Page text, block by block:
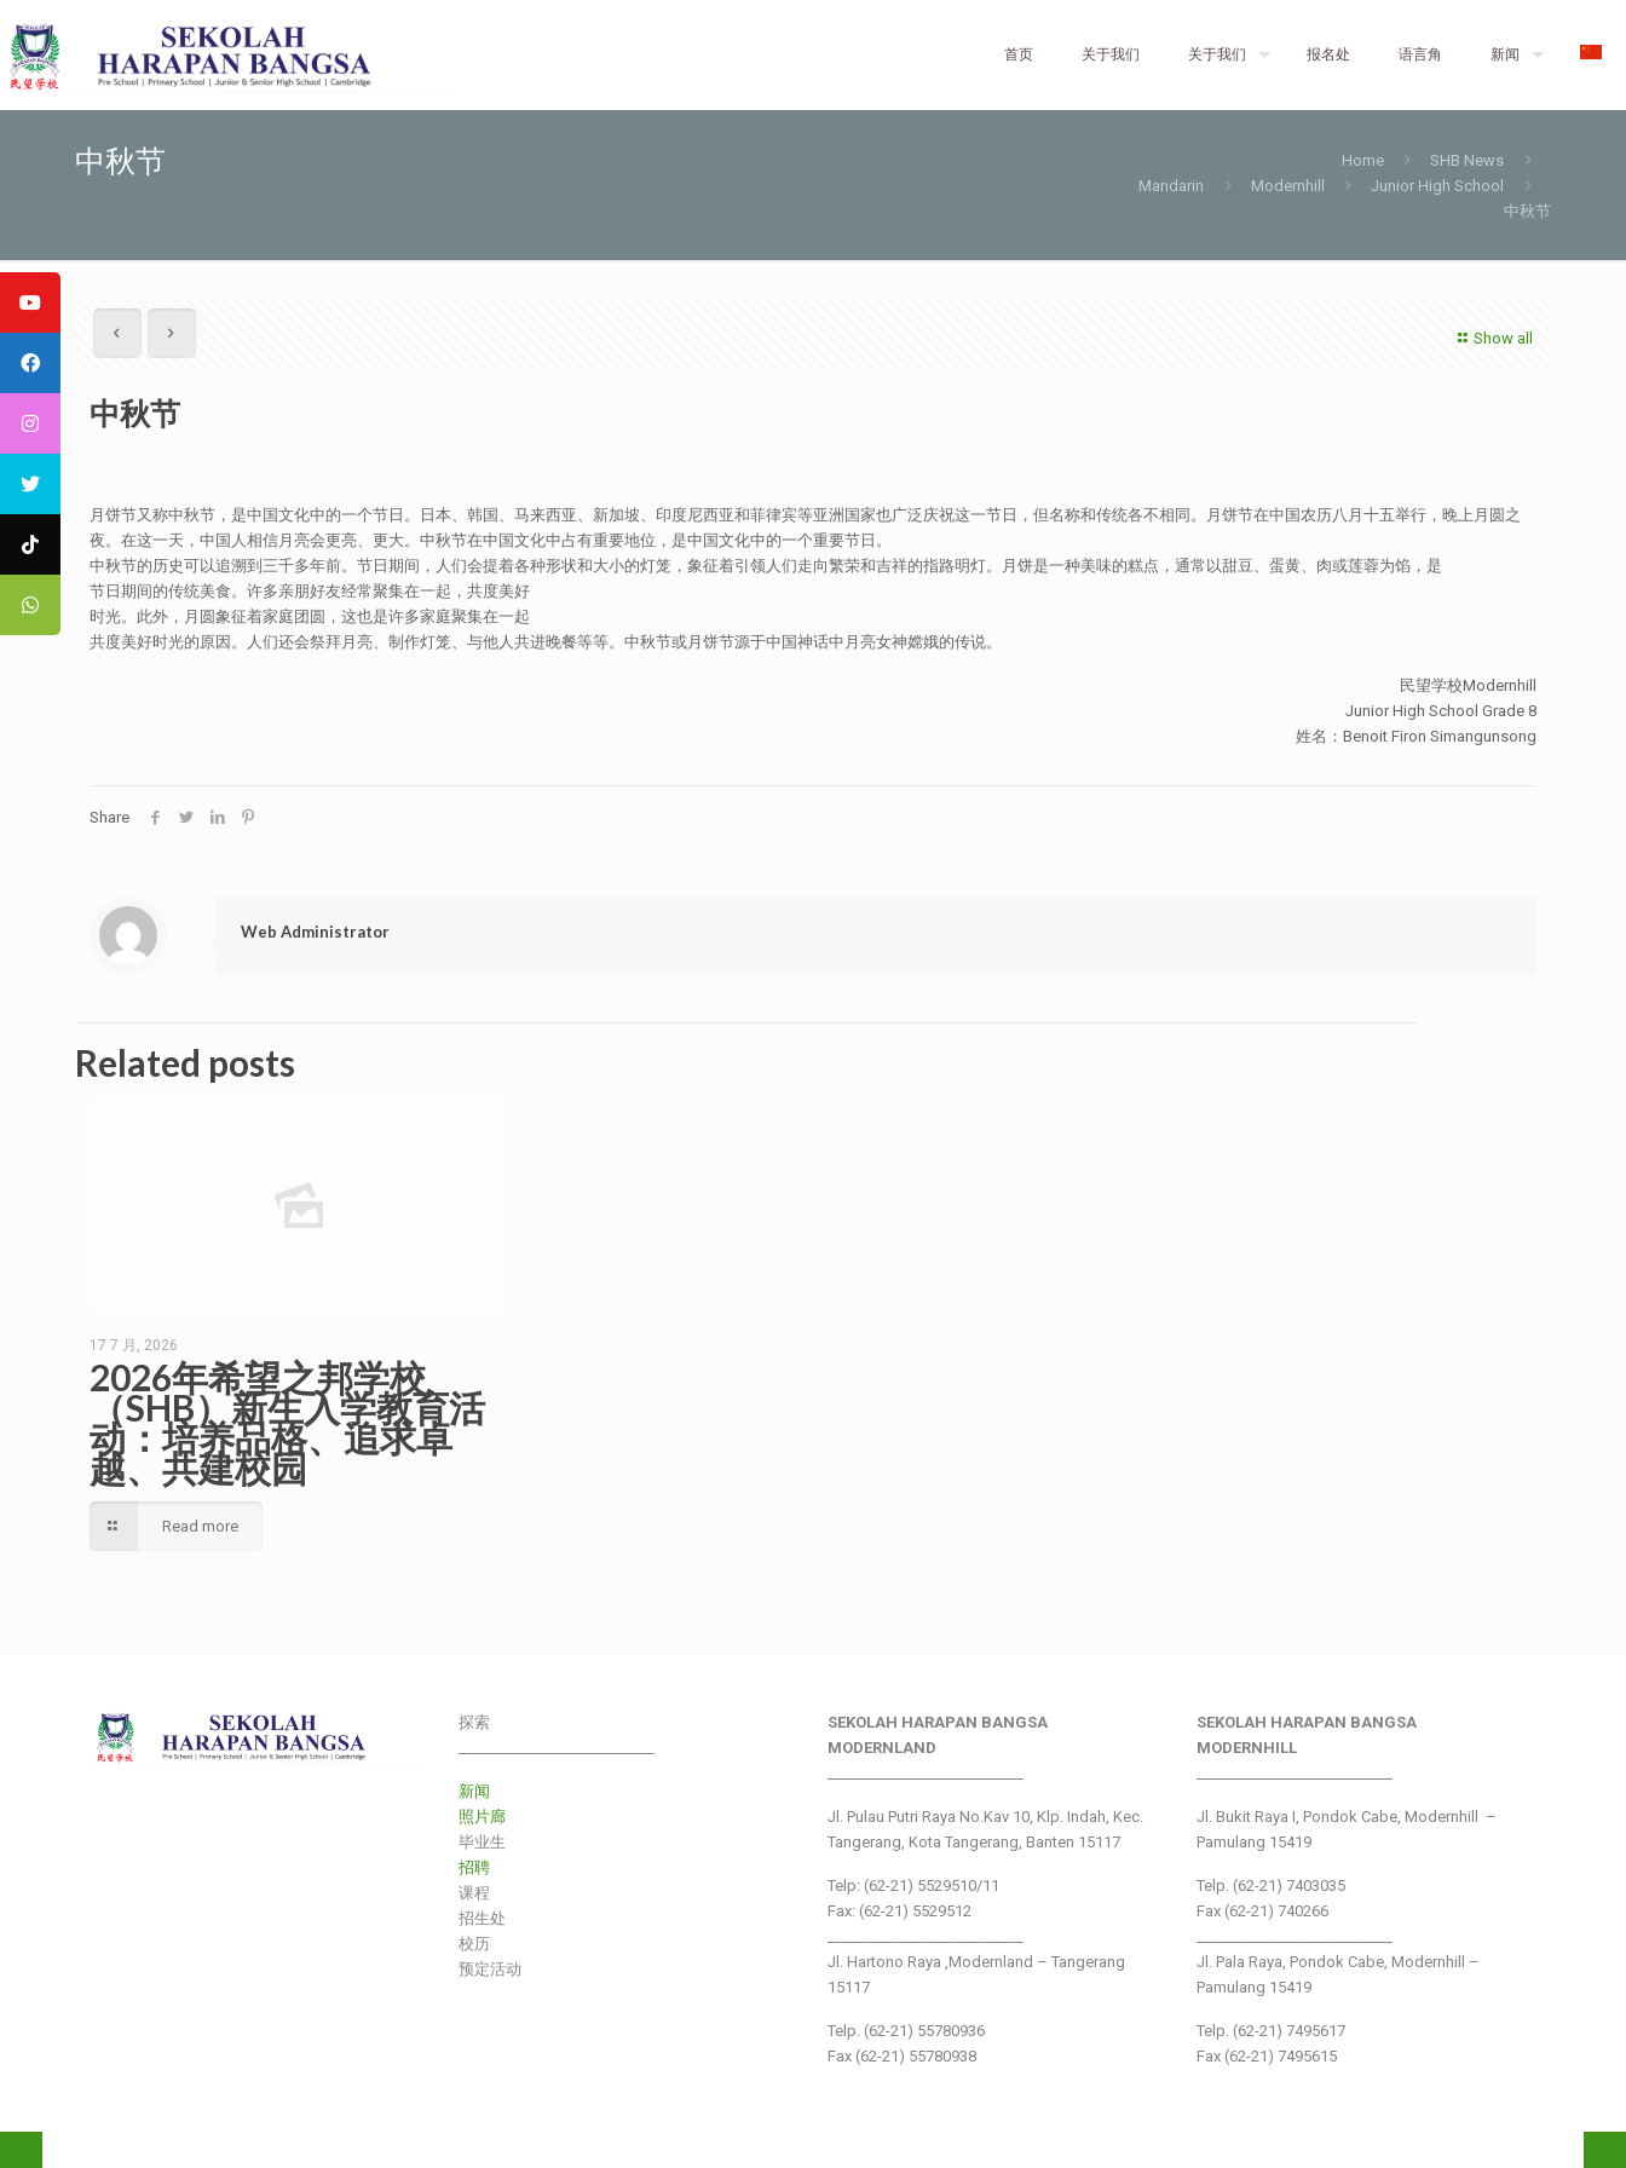
首页 关于我们 关于我们 报名处 语言角 新闻
中秋节 Home
SHB News
Mandarin
Modernhill
Junior High School
中秋节
Show all
中秋节
月饼节又称中秋节，是中国文化中的一个节日。日本、韩国、马来西亚、新加坡、印度尼西亚和菲律宾等亚洲国家也广泛庆祝这一节日，但名称和传统各不相同。月饼节在中国农历八月十五举行，晚上月圆之
夜。在这一天，中国人相信月亮会更亮、更大。中秋节在中国文化中占有重要地位，是中国文化中的一个重要节日。
中秋节的历史可以追溯到三千多年前。节日期间，人们会提着各种形状和大小的灯笼，象征着引领人们走向繁荣和吉祥的指路明灯。月饼是一种美味的糕点，通常以甜豆、蛋黄、肉或莲蓉为馅，是
节日期间的传统美食。许多亲朋好友经常聚集在一起，共度美好
时光。此外，月圆象征着家庭团圆，这也是许多家庭聚集在一起
共度美好时光的原因。人们还会祭拜月亮、制作灯笼、与他人共进晚餐等等。中秋节或月饼节源于中国神话中月亮女神嫦娥的传说。
民望学校Modernhill
Junior High School Grade 8
姓名：Benoit Firon Simangunsong
Share
Web Administrator
Related posts
17 7 月, 2026
2026年希望之邦学校
（SHB）新生入学教育活
动：培养品格、追求卓
越、共建校园
Read more
探索
新闻
照片廊
毕业生
招聘
课程
招生处
校历
预定活动
SEKOLAH HARAPAN BANGSA
MODERNLAND
Jl. Pulau Putri Raya No.Kav 10, Klp. Indah, Kec.
Tangerang, Kota Tangerang, Banten 15117
Telp: (62-21) 5529510/11
Fax: (62-21) 5529512
Jl. Hartono Raya ,Modernland – Tangerang
15117
Telp. (62-21) 55780936
Fax (62-21) 55780938
SEKOLAH HARAPAN BANGSA
MODERNHILL
Jl. Bukit Raya I, Pondok Cabe, Modernhill –
Pamulang 15419
Telp. (62-21) 7403035
Fax (62-21) 740266
Jl. Pala Raya, Pondok Cabe, Modernhill –
Pamulang 15419
Telp. (62-21) 7495617
Fax (62-21) 7495615